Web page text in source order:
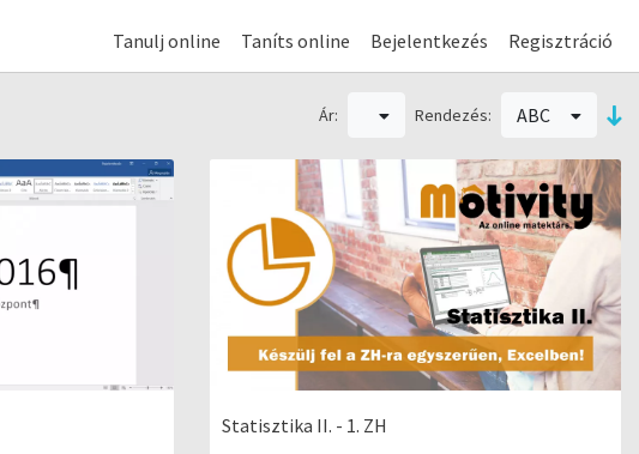
Tanulj online Taníts online Bejelentkezés Regisztráció
Ár: Rendezés: ABC
Statisztika II. - 1. ZH